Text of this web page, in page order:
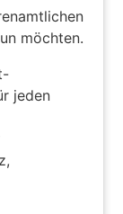
möchten.
jeden